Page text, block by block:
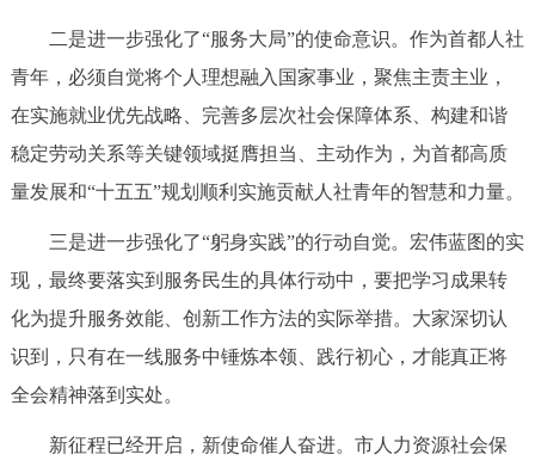
二是进一步强化了“服务大局”的使命意识。作为首都人社
青年，必须自觉将个人理想融入国家事业，聚焦主责主业，
在实施就业优先战略、完善多层次社会保障体系、构建和谐
稳定劳动关系等关键领域挺膺担当、主动作为，为首都高质
量发展和“十五五”规划顺利实施贡献人社青年的智慧和力量。
三是进一步强化了“躬身实践”的行动自觉。宏伟蓝图的实
现，最终要落实到服务民生的具体行动中，要把学习成果转
化为提升服务效能、创新工作方法的实际举措。大家深切认
识到，只有在一线服务中锤炼本领、践行初心，才能真正将
全会精神落到实处。
新征程已经开启，新使命催人奋进。市人力资源社会保